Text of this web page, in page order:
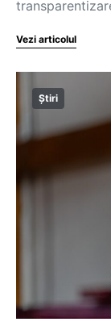
Vezi articolul
Știri